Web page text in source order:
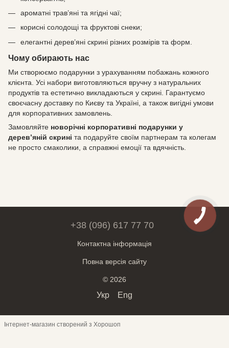
ароматні трав’яні та ягідні чаї;
корисні солодощі та фруктові снеки;
елегантні дерев’яні скрині різних розмірів та форм.
Чому обирають нас
Ми створюємо подарунки з урахуванням побажань кожного
клієнта. Усі набори виготовляються вручну з натуральних
продуктів та естетично викладаються у скрині. Гарантуємо
своєчасну доставку по Києву та Україні, а також вигідні умови
для корпоративних замовлень.
Замовляйте новорічні корпоративні подарунки у
дерев’яній скрині та подаруйте своїм партнерам та колегам
не просто смаколики, а справжні емоції та вдячність.
+38 (096) 617 77 70
Контактна інформація
Повна версія сайту
© 2026
Укр Eng
Інтернет-магазин створений з Хорошоп